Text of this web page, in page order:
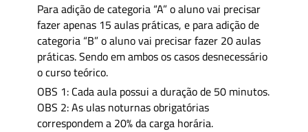
Para adição de categoria “A” o aluno vai precisar
fazer apenas 15 aulas práticas, e para adição de
categoria “B” o aluno vai precisar fazer 20 aulas
práticas. Sendo em ambos os casos desnecessário
o curso teórico.
OBS 1: Cada aula possui a duração de 50 minutos.
OBS 2: As ulas noturnas obrigatórias
correspondem a 20% da carga horária.